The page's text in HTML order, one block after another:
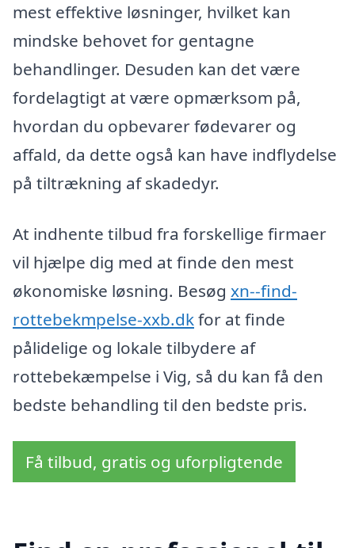
mest effektive løsninger, hvilket kan
mindske behovet for gentagne
behandlinger. Desuden kan det være
fordelagtigt at være opmærksom på,
hvordan du opbevarer fødevarer og
affald, da dette også kan have indflydelse
på tiltrækning af skadedyr.
At indhente tilbud fra forskellige firmaer
vil hjælpe dig med at finde den mest
økonomiske løsning. Besøg xn--find-
rottebekmpelse-xxb.dkfor at finde
pålidelige og lokale tilbydere af
rottebekæmpelse i Vig, så du kan få den
bedste behandling til den bedste pris.
Få tilbud, gratis og uforpligtende